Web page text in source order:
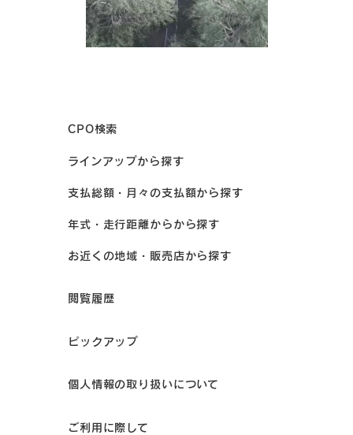
CPO検索
ラインアップから探す
支払総額・月々の支払額から探す
年式・走行距離からから探す
お近くの地域・販売店から探す
閲覧履歴
ピックアップ
個人情報の取り扱いについて
ご利用に際して